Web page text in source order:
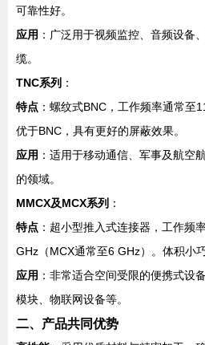
可靠性好。
应用 ：广泛用于视频监控、音频设备
缆。
TNC系列 ：
特点 ：螺纹式BNC，工作频率通常至
优于BNC，具有更好的屏蔽效果。
应用 ：适用于移动通信、军事及航空
的领域。
MMCX及MCX系列 ：
特点 ：超小型推入式连接器，工作频
GHz（MCX通常至6 GHz）。体积小
应用 ：非常适合空间受限的便携式设
模块、物联网设备等。
二、产品共同优势